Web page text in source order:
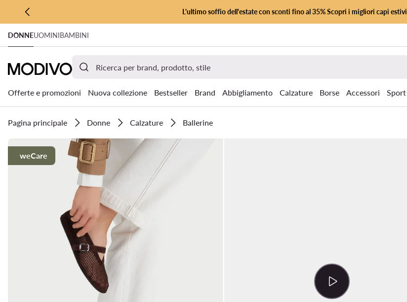
VAI AL CONTENUTO PRINCIPALE
VAI ALLA RICERCA
L'ultimo soffio dell'estate con sconti fino al 35% Scopri i migliori capi estivi
DONNEUOMINIBAMBINI
Offerte e promozioni Nuova collezione Bestseller Brand Abbigliamento Calzature Borse Accessori Sport
Pagina principale Donne Calzature Ballerine
weCare